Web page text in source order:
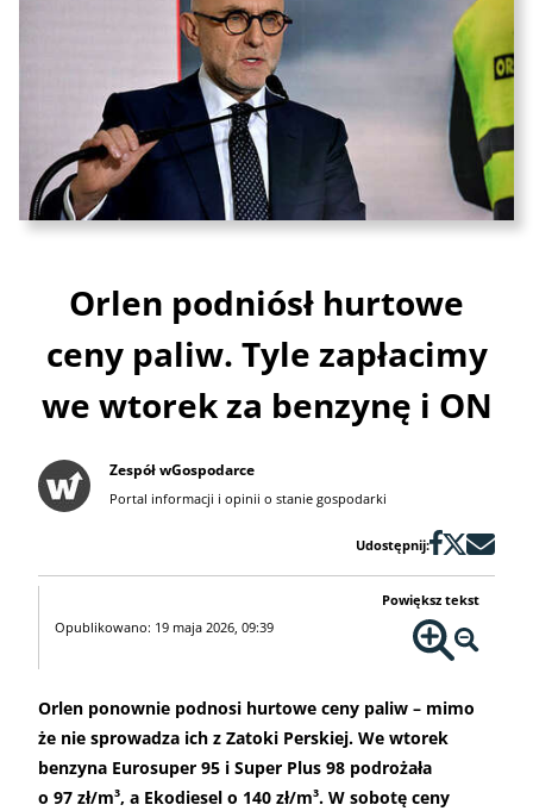
Orlen podniósł hurtowe
ceny paliw. Tyle zapłacimy
we wtorek za benzynę i ON
Zespół wGospodarce
Portal informacji i opinii o stanie gospodarki
Udostępnij:
Opublikowano: 19 maja 2026, 09:39
Powiększ tekst
Orlen ponownie podnosi hurtowe ceny paliw – mimo
że nie sprowadza ich z Zatoki Perskiej. We wtorek
benzyna Eurosuper 95 i Super Plus 98 podrożała
o 97 zł/m³, a Ekodiesel o 140 zł/m³. W sobotę ceny